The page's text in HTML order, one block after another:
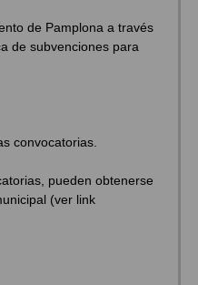
de Pamplona a través
de subvenciones para
convocatorias.
pueden obtenerse
(ver link